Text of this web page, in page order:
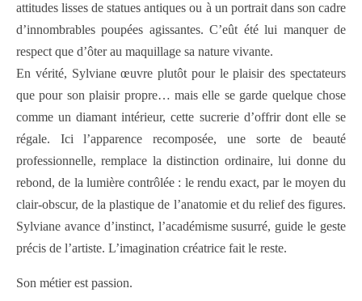
attitudes lisses de statues antiques ou à un portrait dans son cadre
d’innombrables poupées agissantes. C’eût été lui manquer de
respect que d’ôter au maquillage sa nature vivante.
En vérité, Sylviane œuvre plutôt pour le plaisir des spectateurs
que pour son plaisir propre… mais elle se garde quelque chose
comme un diamant intérieur, cette sucrerie d’offrir dont elle se
régale. Ici l’apparence recomposée, une sorte de beauté
professionnelle, remplace la distinction ordinaire, lui donne du
rebond, de la lumière contrôlée : le rendu exact, par le moyen du
clair-obscur, de la plastique de l’anatomie et du relief des figures.
Sylviane avance d’instinct, l’académisme susurré, guide le geste
précis de l’artiste. L’imagination créatrice fait le reste.
Son métier est passion.